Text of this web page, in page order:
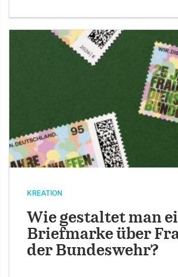
KREATION
Wie gestaltet man
Briefmarke über
der Bundeswehr?